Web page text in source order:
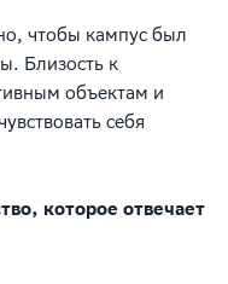
чтобы кампус был
Близость к
объектам и
себя
которое отвечает